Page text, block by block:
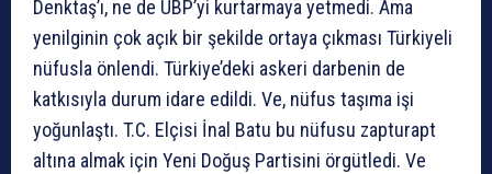
Denktaş’ı, ne de UBP’yi kurtarmaya yetmedi. Ama
yenilginin çok açık bir şekilde ortaya çıkması Türkiyeli
nüfusla önlendi. Türkiye’deki askeri darbenin de
katkısıyla durum idare edildi. Ve, nüfus taşıma işi
yoğunlaştı. T.C. Elçisi İnal Batu bu nüfusu zapturapt
altına almak için Yeni Doğuş Partisini örgütledi. Ve